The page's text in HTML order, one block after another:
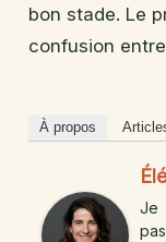
bon stade. Le
confusion
À propos
Je